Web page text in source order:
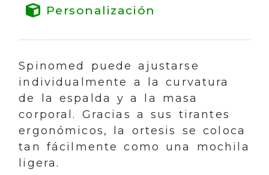
Personalización
Spinomed puede ajustarse
individualmente a la curvatura
de la espalda y a la masa
corporal. Gracias a sus tirantes
ergonómicos, la ortesis se coloca
tan fácilmente como una mochila
ligera.